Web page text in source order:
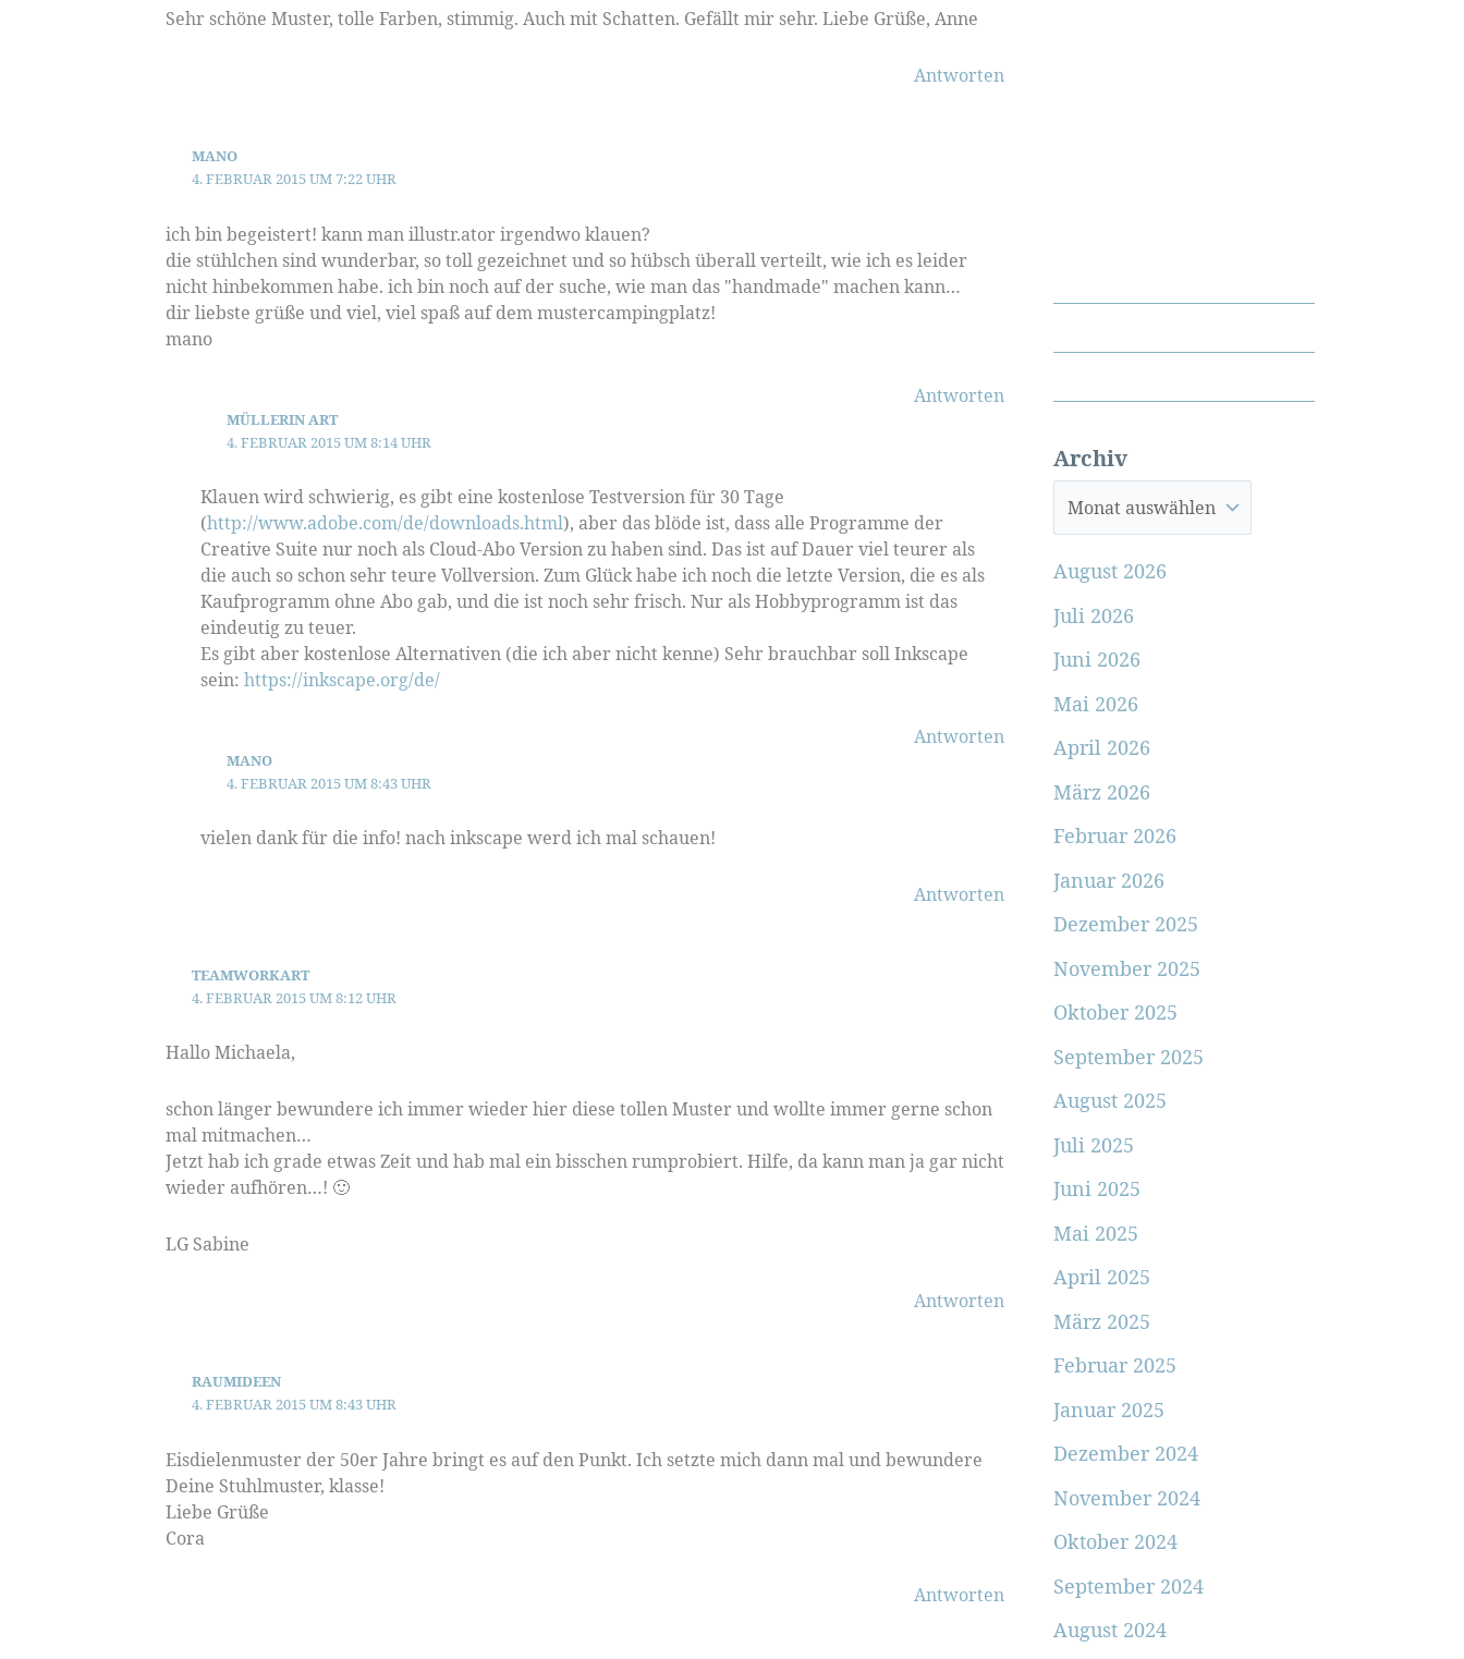
Sehr schöne Muster, tolle Farben, stimmig. Auch mit Schatten. Gefällt mir sehr. Liebe Grüße, Anne
Antworten
MANO
4. FEBRUAR 2015 UM 7:22 UHR
ich bin begeistert! kann man illustr.ator irgendwo klauen?
die stühlchen sind wunderbar, so toll gezeichnet und so hübsch überall verteilt, wie ich es leider
nicht hinbekommen habe. ich bin noch auf der suche, wie man das "handmade" machen kann…
dir liebste grüße und viel, viel spaß auf dem mustercampingplatz!
mano
Antworten
MÜLLERIN ART
4. FEBRUAR 2015 UM 8:14 UHR
Klauen wird schwierig, es gibt eine kostenlose Testversion für 30 Tage
(http://www.adobe.com/de/downloads.html), aber das blöde ist, dass alle Programme der
Creative Suite nur noch als Cloud-Abo Version zu haben sind. Das ist auf Dauer viel teurer als
die auch so schon sehr teure Vollversion. Zum Glück habe ich noch die letzte Version, die es als
Kaufprogramm ohne Abo gab, und die ist noch sehr frisch. Nur als Hobbyprogramm ist das
eindeutig zu teuer.
Es gibt aber kostenlose Alternativen (die ich aber nicht kenne) Sehr brauchbar soll Inkscape
sein: https://inkscape.org/de/
Antworten
MANO
4. FEBRUAR 2015 UM 8:43 UHR
vielen dank für die info! nach inkscape werd ich mal schauen!
Antworten
TEAMWORKART
4. FEBRUAR 2015 UM 8:12 UHR
Hallo Michaela,
schon länger bewundere ich immer wieder hier diese tollen Muster und wollte immer gerne schon
mal mitmachen…
Jetzt hab ich grade etwas Zeit und hab mal ein bisschen rumprobiert. Hilfe, da kann man ja gar nicht
wieder aufhören…! 🙂
LG Sabine
Antworten
RAUMIDEEN
4. FEBRUAR 2015 UM 8:43 UHR
Eisdielenmuster der 50er Jahre bringt es auf den Punkt. Ich setzte mich dann mal und bewundere
Deine Stuhlmuster, klasse!
Liebe Grüße
Cora
Antworten
Archiv
August 2026
Juli 2026
Juni 2026
Mai 2026
April 2026
März 2026
Februar 2026
Januar 2026
Dezember 2025
November 2025
Oktober 2025
September 2025
August 2025
Juli 2025
Juni 2025
Mai 2025
April 2025
März 2025
Februar 2025
Januar 2025
Dezember 2024
November 2024
Oktober 2024
September 2024
August 2024